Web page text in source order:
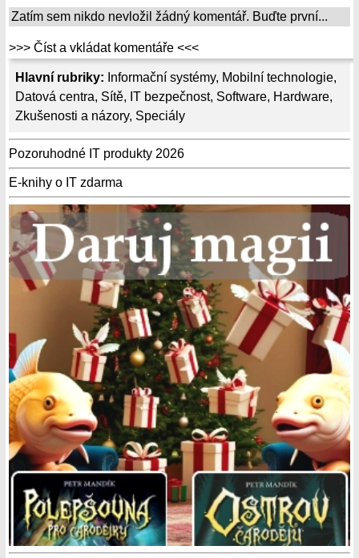
Hlavní rubriky: Informační systémy, Mobilní technologie,
Datová centra, Sítě, IT bezpečnost, Software, Hardware,
Zkušenosti a názory, Speciály
Pozoruhodné IT produkty 2026
E-knihy o IT zdarma
Zatím sem nikdo nevložil žádný komentář. Buďte první...
>>> Číst a vkládat komentáře <<<